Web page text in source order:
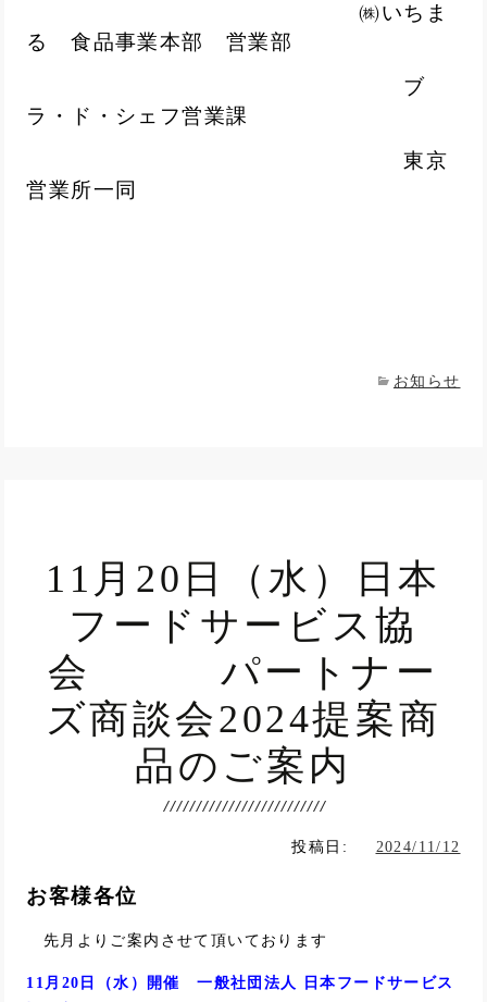
㈱いちま
る 食品事業本部 営業部
ブ
ラ・ド・シェフ営業課
東京
営業所一同
お知らせ
11月20日（水）日本
フードサービス協
会 パートナー
ズ商談会2024提案商
品のご案内
投稿日: 2024/11/12
お客様各位
先月よりご案内させて頂いております
11月20日（水）開催一般社団法人 日本フードサービス